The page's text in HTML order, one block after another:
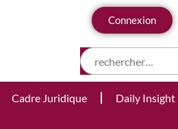
Connexion
Cadre Juridique Daily Insight